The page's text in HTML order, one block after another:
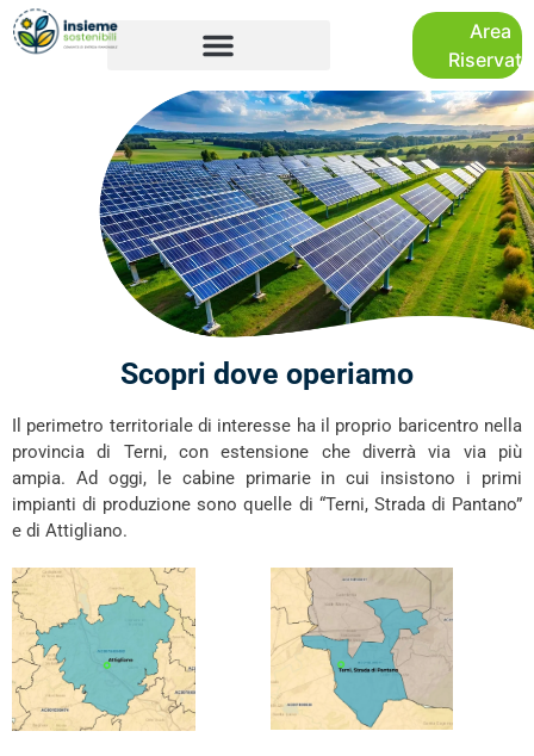
Area
Riservata
Scopri dove operiamo
Il perimetro territoriale di interesse ha il proprio baricentro nella
provincia di Terni, con estensione che diverrà via via più
ampia. Ad oggi, le cabine primarie in cui insistono i primi
impianti di produzione sono quelle di “Terni, Strada di Pantano”
e di Attigliano.